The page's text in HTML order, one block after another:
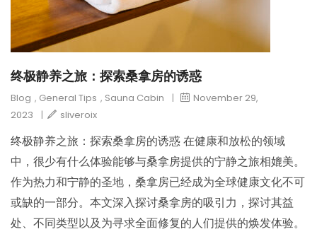
终极静养之旅：探索桑拿房的诱惑
Blog , General Tips , Sauna Cabin |
November 29,
2023
| sliveroix
终极静养之旅：探索桑拿房的诱惑 在健康和放松的领域
中，很少有什么体验能够与桑拿房提供的宁静之旅相媲美。
作为热力和宁静的圣地，桑拿房已经成为全球健康文化不可
或缺的一部分。本文深入探讨桑拿房的吸引力，探讨其益
处、不同类型以及为寻求全面修复的人们提供的焕发体验。